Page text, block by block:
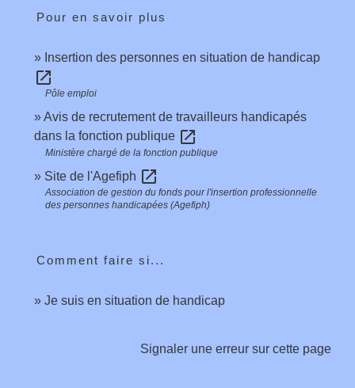
Pour en savoir plus
Insertion des personnes en situation de handicap
open_in_new
Pôle emploi
Avis de recrutement de travailleurs handicapés
dans la fonction publique open_in_new
Ministère chargé de la fonction publique
Site de l'Agefiph open_in_new
Association de gestion du fonds pour l'insertion professionnelle
des personnes handicapées (Agefiph)
Comment faire si...
Je suis en situation de handicap
Signaler une erreur sur cette page